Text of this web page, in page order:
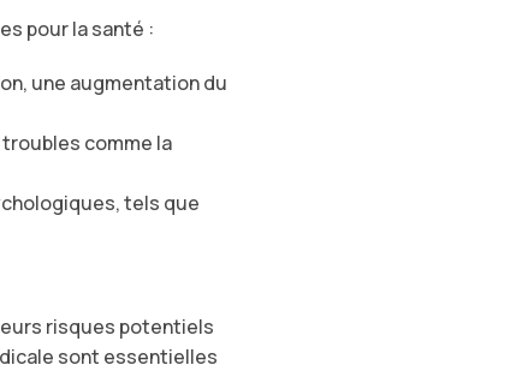
pour la santé :
une augmentation du
comme la
tels que
risques potentiels
sont essentielles